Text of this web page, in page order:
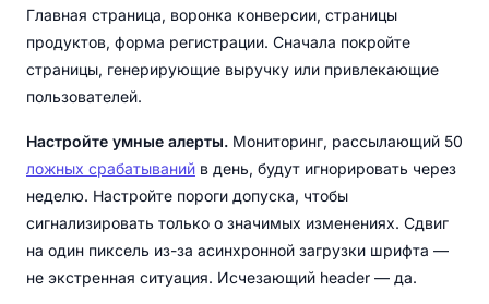
Главная страница, воронка конверсии, страницы
продуктов, форма регистрации. Сначала покройте
страницы, генерирующие выручку или привлекающие
пользователей.
Настройте умные алерты. Мониторинг, рассылающий 50
ложных срабатываний в день, будут игнорировать через
неделю. Настройте пороги допуска, чтобы
сигнализировать только о значимых изменениях. Сдвиг
на один пиксель из-за асинхронной загрузки шрифта —
не экстренная ситуация. Исчезающий header — да.